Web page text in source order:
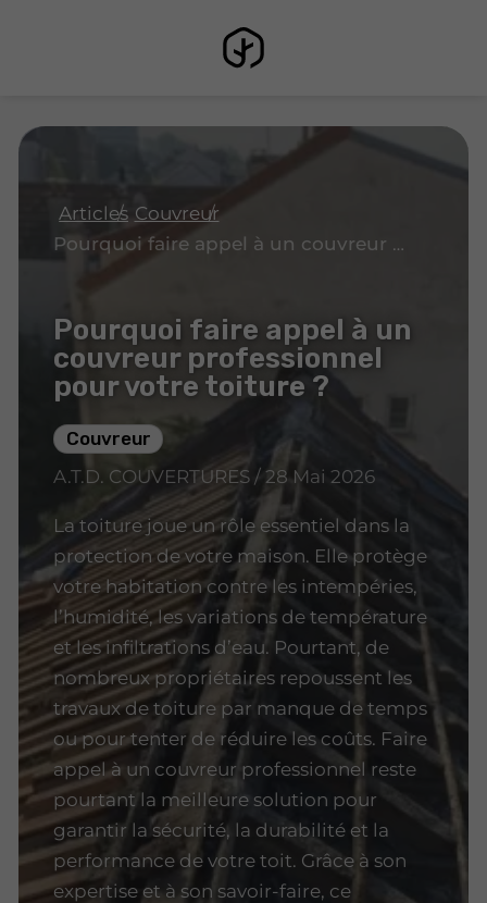
Articles Couvreur
Pourquoi faire appel à un couvreur professionnel pour votre toiture ?
Pourquoi faire appel à un
couvreur professionnel
pour votre toiture ?
Couvreur
A.T.D. COUVERTURES / 28 Mai 2026
La toiture joue un rôle essentiel dans la
protection de votre maison. Elle protège
votre habitation contre les intempéries,
l’humidité, les variations de température
et les infiltrations d’eau. Pourtant, de
nombreux propriétaires repoussent les
travaux de toiture par manque de temps
ou pour tenter de réduire les coûts. Faire
appel à un couvreur professionnel reste
pourtant la meilleure solution pour
garantir la sécurité, la durabilité et la
performance de votre toit. Grâce à son
expertise et à son savoir-faire, ce